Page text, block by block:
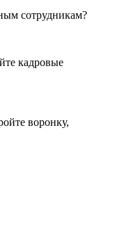
сотрудникам?
кадровые
воронку,